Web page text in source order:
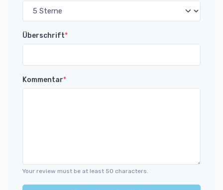
Überschrift*
Kommentar*
Your review must be at least 50 characters.